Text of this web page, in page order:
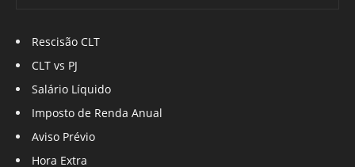
Rescisão CLT
CLT vs PJ
Salário Líquido
Imposto de Renda Anual
Aviso Prévio
Hora Extra